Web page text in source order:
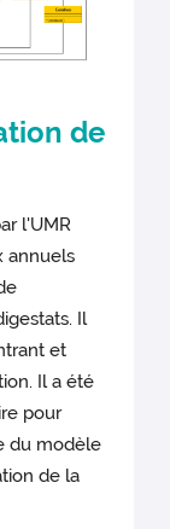
de
l'UMR
annuels
Il
et
Il a été
pour
du modèle
de la